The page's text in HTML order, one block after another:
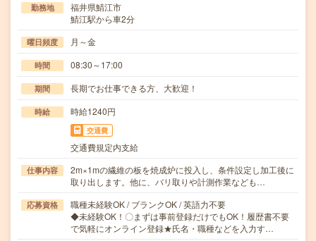
勤務地
福井県鯖江市
鯖江駅から車2分
曜日頻度 月～金
時間 08:30～17:00
期間 長期でお仕事できる方、大歓迎！
時給 時給1240円
交通費
交通費規定内支給
仕事内容
2m×1mの繊維の板を焼成炉に投入し、条件設定し加工後に
取り出します。他に、バリ取りや計測作業なども…
応募資格
職種未経験OK / ブランクOK / 英語力不要
◆未経験OK！〇まずは事前登録だけでもOK！履歴書不要
で気軽にオンライン登録★氏名・職種などを入力す…